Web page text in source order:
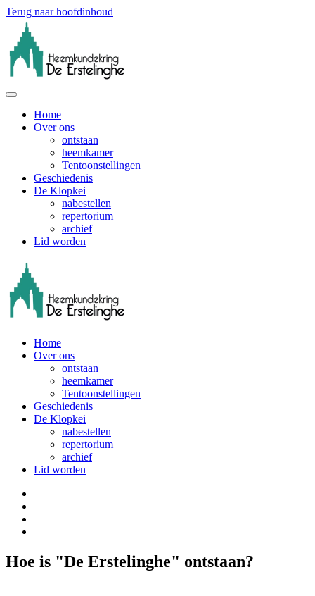
Terug naar hoofdinhoud
Home
Over ons
ontstaan
heemkamer
Tentoonstellingen
Geschiedenis
De Klopkei
nabestellen
repertorium
archief
Lid worden
Home
Over ons
ontstaan
heemkamer
Tentoonstellingen
Geschiedenis
De Klopkei
nabestellen
repertorium
archief
Lid worden
Hoe is "De Erstelinghe" ontstaan?